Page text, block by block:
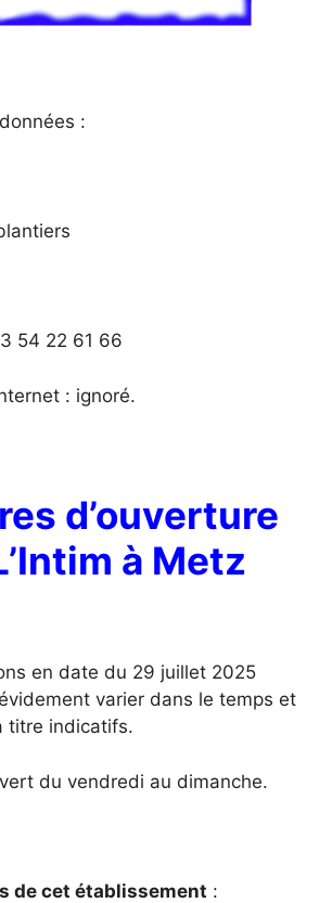
:
54 22 61 66
: ignoré.
d’ouverture
à Metz
en date du 29 juillet 2025
varier dans le temps et
titre indicatifs.
du vendredi au dimanche.
de cet établissement :